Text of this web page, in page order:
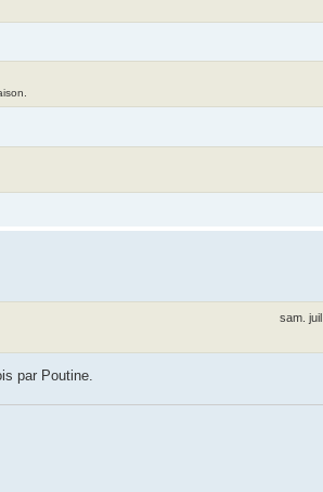
sam.
par Poutine.